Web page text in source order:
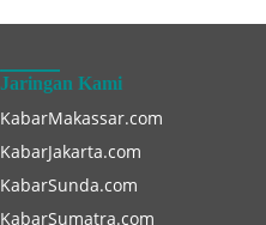
Jaringan Kami
KabarMakassar.com
KabarJakarta.com
KabarSunda.com
KabarSumatra.com